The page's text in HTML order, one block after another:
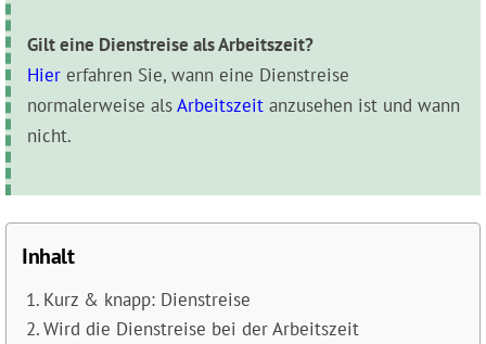
Gilt eine Dienstreise als Arbeitszeit?
Hier erfahren Sie, wann eine Dienstreise
normalerweise alsArbeitszeit anzusehen ist und wann
nicht.
Inhalt
Kurz & knapp: Dienstreise
Wird die Dienstreise bei der Arbeitszeit